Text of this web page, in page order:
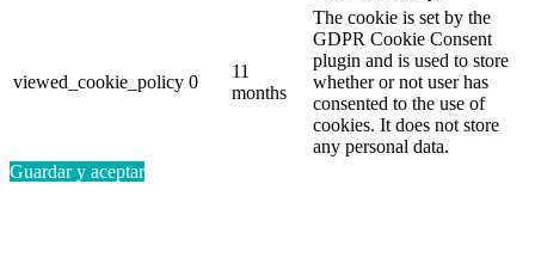
viewed_cookie_policy 0
11
months
The cookie is set by the
GDPR Cookie Consent
plugin and is used to store
whether or not user has
consented to the use of
cookies. It does not store
any personal data.
Guardar y aceptar